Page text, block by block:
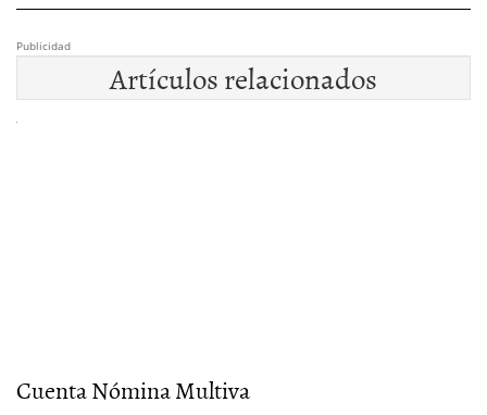
Publicidad
Artículos relacionados
Cuenta Nómina Multiva